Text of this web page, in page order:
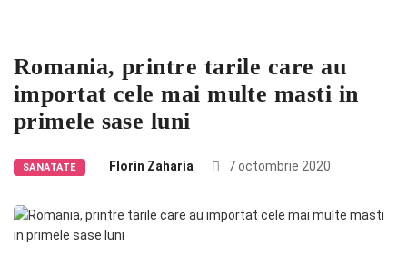
Romania, printre tarile care au
importat cele mai multe masti in
primele sase luni
SANATATE Florin Zaharia 7 octombrie 2020